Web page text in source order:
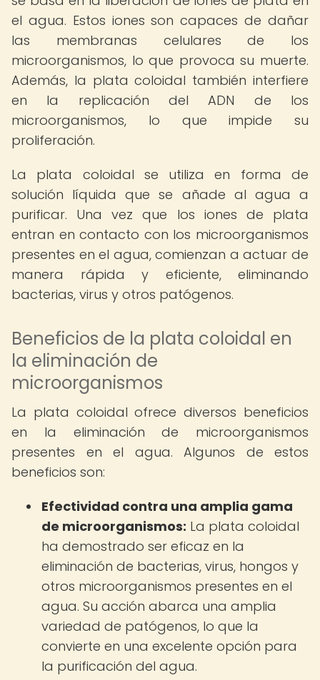
el agua. Estos iones son capaces de dañar
las membranas celulares de los
microorganismos, lo que provoca su muerte.
Además, la plata coloidal también interfiere
en la replicación del ADN de los
microorganismos, lo que impide su
proliferación.
La plata coloidal se utiliza en forma de
solución líquida que se añade al agua a
purificar. Una vez que los iones de plata
entran en contacto con los microorganismos
presentes en el agua, comienzan a actuar de
manera rápida y eficiente, eliminando
bacterias, virus y otros patógenos.
Beneficios de la plata coloidal en
la eliminación de
microorganismos
La plata coloidal ofrece diversos beneficios
en la eliminación de microorganismos
presentes en el agua. Algunos de estos
beneficios son:
Efectividad contra una amplia gama
de microorganismos: La plata coloidal
ha demostrado ser eficaz en la
eliminación de bacterias, virus, hongos y
otros microorganismos presentes en el
agua. Su acción abarca una amplia
variedad de patógenos, lo que la
convierte en una excelente opción para
la purificación del agua.